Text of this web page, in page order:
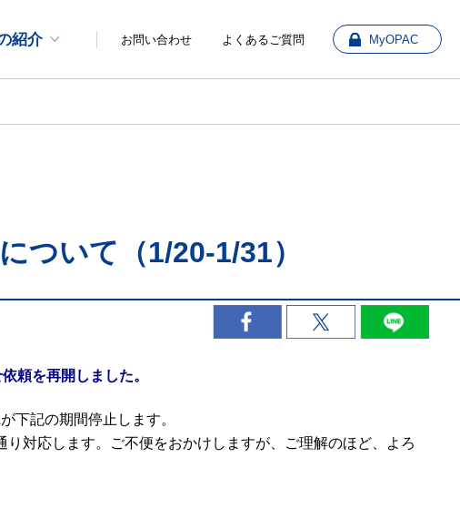
紹介 お問い合わせ よくあるご質問 MyOPAC
ついて（1/20-1/31）
頼を再開しました。
下記の期間停止します。
対応します。ご不便をおかけしますが、ご理解のほど、よろ